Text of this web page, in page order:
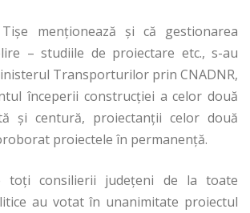
menţionează şi că gestionarea
– studiile de proiectare etc., s-au
Transporturilor prin CNADNR,
începerii construcţiei a celor două
şi centură, proiectanţii celor două
proiectele în permanenţă.
toţi consilierii judeţeni de la toate
au votat în unanimitate proiectul